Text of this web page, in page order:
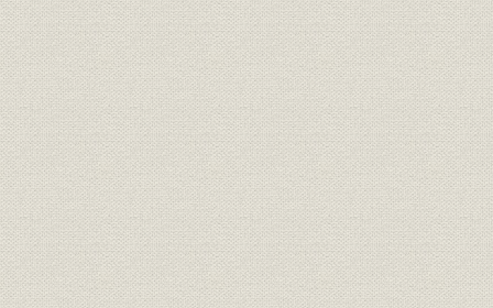
設備;催し
21世紀への架け橋 1990●平成2
年→平成9年●1997
平成9年